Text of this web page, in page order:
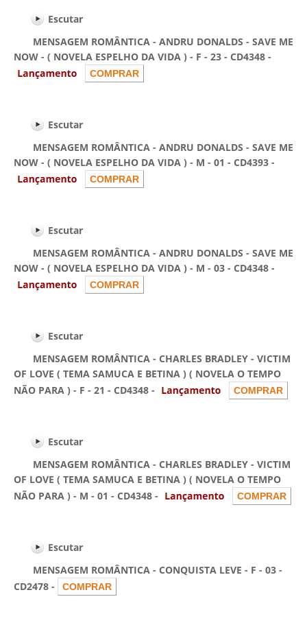
Escutar
MENSAGEM ROMÂNTICA - ANDRU DONALDS - SAVE ME
NOW - ( NOVELA ESPELHO DA VIDA ) - F - 23 - CD4348 -
Escutar
MENSAGEM ROMÂNTICA - ANDRU DONALDS - SAVE ME
NOW - ( NOVELA ESPELHO DA VIDA ) - M - 01 - CD4393 -
Escutar
MENSAGEM ROMÂNTICA - ANDRU DONALDS - SAVE ME
NOW - ( NOVELA ESPELHO DA VIDA ) - M - 03 - CD4348 -
Escutar
MENSAGEM ROMÂNTICA - CHARLES BRADLEY - VICTIM
OF LOVE ( TEMA SAMUCA E BETINA ) ( NOVELA O TEMPO
NÃO PARA ) - F - 21 - CD4348 -
Escutar
MENSAGEM ROMÂNTICA - CHARLES BRADLEY - VICTIM
OF LOVE ( TEMA SAMUCA E BETINA ) ( NOVELA O TEMPO
NÃO PARA ) - M - 01 - CD4348 -
Escutar
MENSAGEM ROMÂNTICA - CONQUISTA LEVE - F - 03 -
CD2478 -